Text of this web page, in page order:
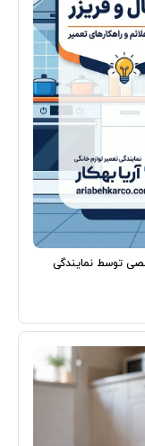
توسط نمایندگی